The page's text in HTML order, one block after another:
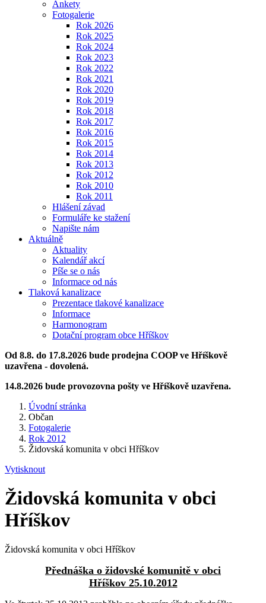
Ankety
Fotogalerie
Rok 2026
Rok 2025
Rok 2024
Rok 2023
Rok 2022
Rok 2021
Rok 2020
Rok 2019
Rok 2018
Rok 2017
Rok 2016
Rok 2015
Rok 2014
Rok 2013
Rok 2012
Rok 2010
Rok 2011
Hlášení závad
Formuláře ke stažení
Napište nám
Aktuálně
Aktuality
Kalendář akcí
Píše se o nás
Informace od nás
Tlaková kanalizace
Prezentace tlakové kanalizace
Informace
Harmonogram
Dotační program obce Hříškov
Od 8.8. do 17.8.2026 bude prodejna COOP ve Hříškově
uzavřena - dovolená.
14.8.2026 bude provozovna pošty ve Hříškově uzavřena.
Úvodní stránka
Občan
Fotogalerie
Rok 2012
Židovská komunita v obci Hříškov
Vytisknout
Židovská komunita v obci
Hříškov
Židovská komunita v obci Hříškov
Přednáška o židovské komunitě v obci
Hříškov 25.10.2012